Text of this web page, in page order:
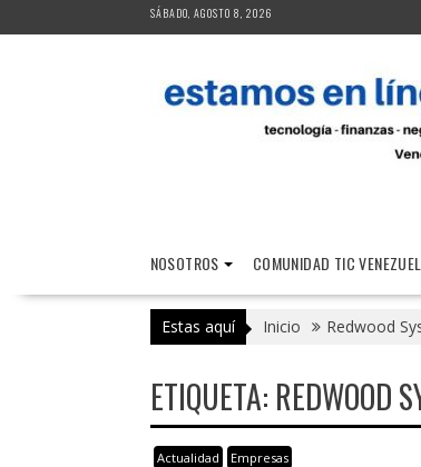
al
SÁBADO, AGOSTO 8, 2026
NOSOTROS COMUNIDAD TIC
Estas aquí Inicio Redwood
ETIQUETA: REDWOOD
Actualidad Empresas